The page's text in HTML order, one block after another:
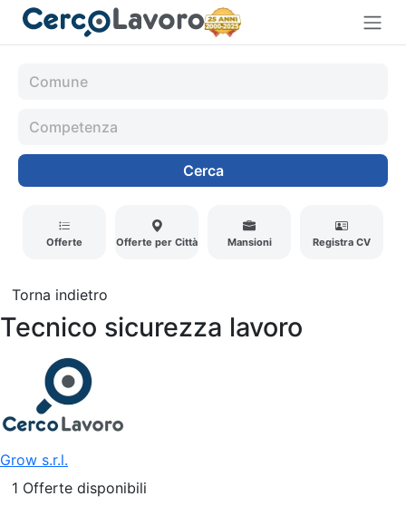
Cerca
Offerte Offerte per Città Mansioni Registra CV
Torna indietro
Tecnico sicurezza lavoro
Grow s.r.l.
1 Offerte disponibili